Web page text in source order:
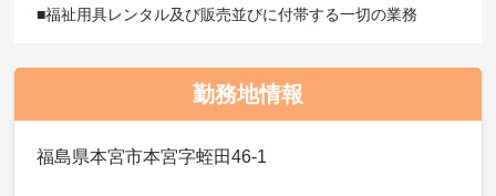
■福祉用具レンタル及び販売並びに付帯する一切の業務
勤務地情報
福島県本宮市本宮字蛭田46-1